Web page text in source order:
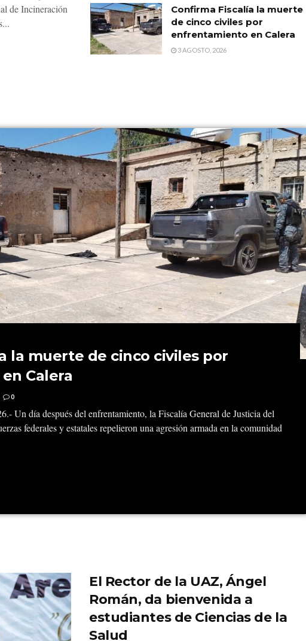
de Incineración
Confirma Fiscalía la muerte
de cinco civiles por
enfrentamiento en Calera
3 AGOSTO, 2026
la muerte de cinco civiles por
Calera
0
Un día después del enfrentamiento, la Fiscalía General de Justicia del
federales y estatales repelieron una agresión armada en la comunidad
El Rector de la UAZ, Ángel
Román, da bienvenida a
estudiantes de Ciencias de la
Salud